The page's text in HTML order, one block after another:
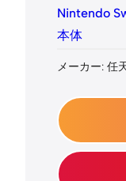
Nintendo
本体
メーカー: 任